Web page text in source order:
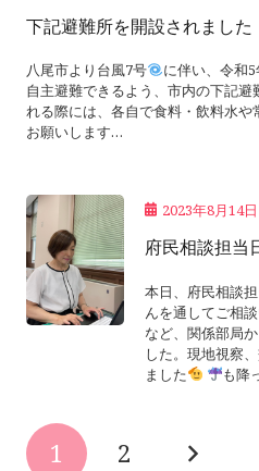
下記避難所を開設されました
八尾市より台風7号
に伴い、令和5
自主避難できるよう、市内の下記避
れる際には、各自で食料・飲料水
お願いします…
2023年8月14日
府民相談担当
本日、府民相談
んを通してご相
など、関係部局
した。現地視察
ました
も降
1 2